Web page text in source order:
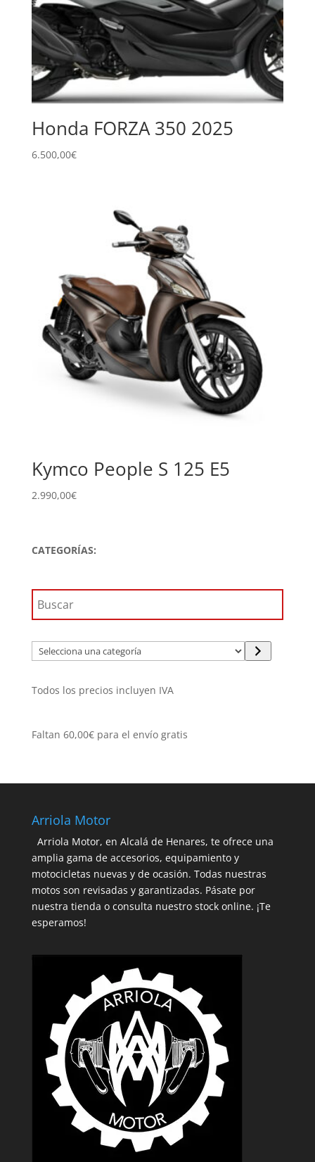
Honda FORZA 350 2025
6.500,00€
Kymco People S 125 E5
2.990,00€
CATEGORÍAS:
Selecciona
una
Todos los precios incluyen IVA
Faltan 60,00€para el envío gratis
Arriola Motor
Arriola Motor, en Alcalá de Henares, te ofrece una
amplia gama de accesorios, equipamiento y
motocicletas nuevas y de ocasión. Todas nuestras
motos son revisadas y garantizadas. Pásate por
nuestra tienda o consulta nuestro stock online. ¡Te
esperamos!